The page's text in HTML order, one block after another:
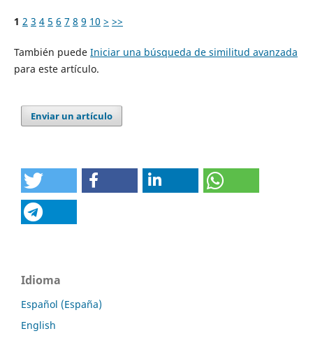
1 2 3 4 5 6 7 8 9 10 > >>
También puede Iniciar una búsqueda de similitud avanzada
para este artículo.
Enviar un artículo
Idioma
Español (España)
English